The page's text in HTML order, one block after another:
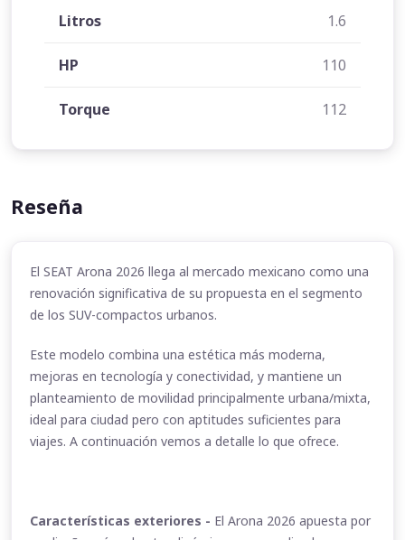
Litros 1.6
HP 110
Torque 112
Reseña
El SEAT Arona 2026 llega al mercado mexicano como una
renovación significativa de su propuesta en el segmento
de los SUV-compactos urbanos.
Este modelo combina una estética más moderna,
mejoras en tecnología y conectividad, y mantiene un
planteamiento de movilidad principalmente urbana/mixta,
ideal para ciudad pero con aptitudes suficientes para
viajes. A continuación vemos a detalle lo que ofrece.
Características exteriores - El Arona 2026 apuesta por